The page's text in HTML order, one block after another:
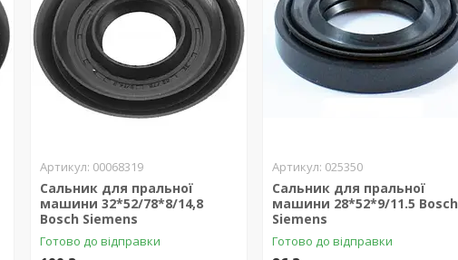
00068319
Сальник для пральної
машини 32*52/78*8/14,8
Bosch Siemens
Готово до відправки
025350
Сальник для пральної
машини 28*52*9/11.5 Bosch
Siemens
Готово до відправки